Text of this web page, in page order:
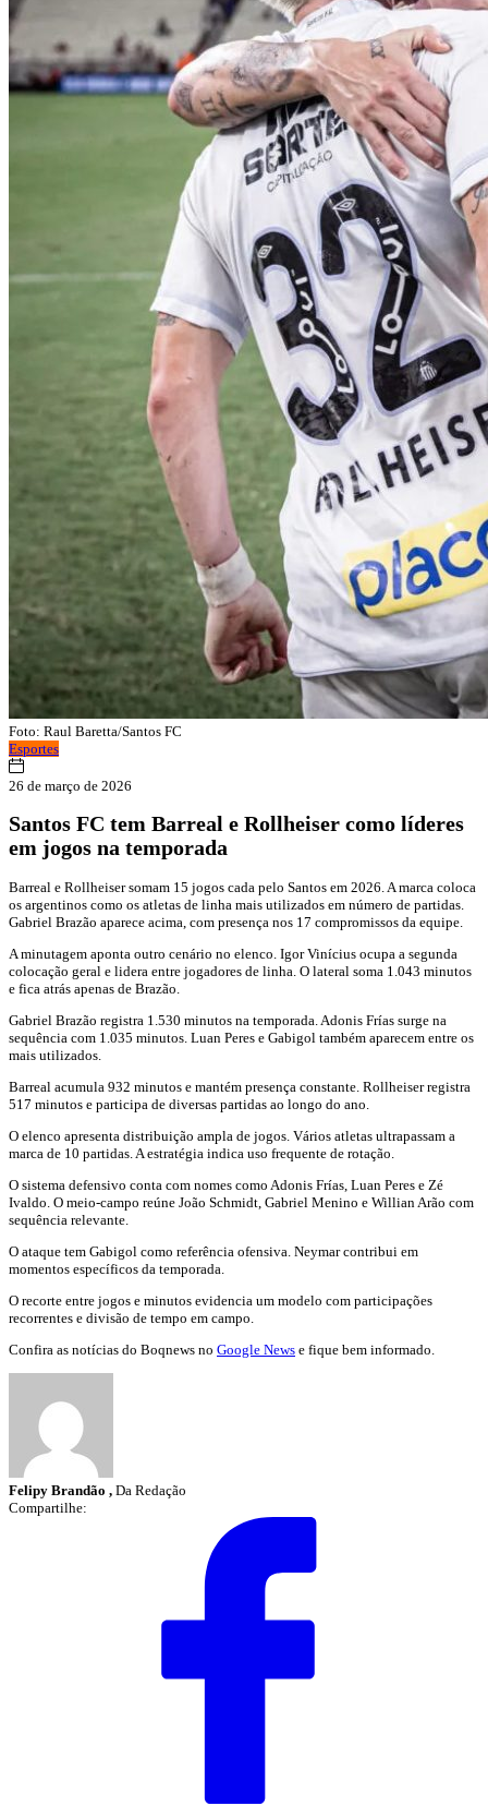
Foto: Raul Baretta/Santos FC
Esportes
26 de março de 2026
Santos FC tem Barreal e Rollheiser como líderes
em jogos na temporada
Barreal e Rollheiser somam 15 jogos cada pelo Santos em 2026. A marca coloca
os argentinos como os atletas de linha mais utilizados em número de partidas.
Gabriel Brazão aparece acima, com presença nos 17 compromissos da equipe.
A minutagem aponta outro cenário no elenco. Igor Vinícius ocupa a segunda
colocação geral e lidera entre jogadores de linha. O lateral soma 1.043 minutos
e fica atrás apenas de Brazão.
Gabriel Brazão registra 1.530 minutos na temporada. Adonis Frías surge na
sequência com 1.035 minutos. Luan Peres e Gabigol também aparecem entre os
mais utilizados.
Barreal acumula 932 minutos e mantém presença constante. Rollheiser registra
517 minutos e participa de diversas partidas ao longo do ano.
O elenco apresenta distribuição ampla de jogos. Vários atletas ultrapassam a
marca de 10 partidas. A estratégia indica uso frequente de rotação.
O sistema defensivo conta com nomes como Adonis Frías, Luan Peres e Zé
Ivaldo. O meio-campo reúne João Schmidt, Gabriel Menino e Willian Arão com
sequência relevante.
O ataque tem Gabigol como referência ofensiva. Neymar contribui em
momentos específicos da temporada.
O recorte entre jogos e minutos evidencia um modelo com participações
recorrentes e divisão de tempo em campo.
Confira as notícias do Boqnews no Google News e fique bem informado.
Felipy Brandão , Da Redação
Compartilhe: